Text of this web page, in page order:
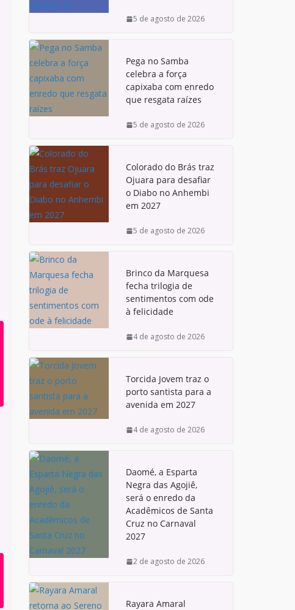
5 de agosto de 2026
Pega no Samba
celebra a força
capixaba com enredo
que resgata raízes
5 de agosto de 2026
Colorado do Brás traz
Ojuara para desafiar
o Diabo no Anhembi
em 2027
5 de agosto de 2026
Brinco da Marquesa
fecha trilogia de
sentimentos com ode
à felicidade
4 de agosto de 2026
Torcida Jovem traz o
porto santista para a
avenida em 2027
4 de agosto de 2026
Daomé, a Esparta
Negra das Agojiê,
será o enredo da
Acadêmicos de Santa
Cruz no Carnaval
2027
2 de agosto de 2026
Rayara Amaral